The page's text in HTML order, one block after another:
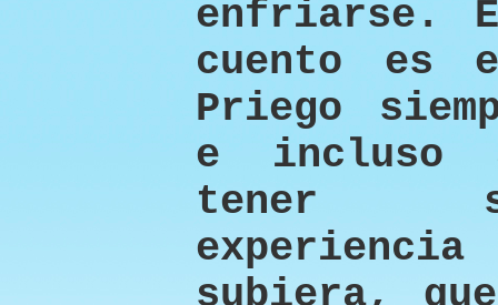
enfriarse.
cuento es
Priego
e incluso
tener
subiera,